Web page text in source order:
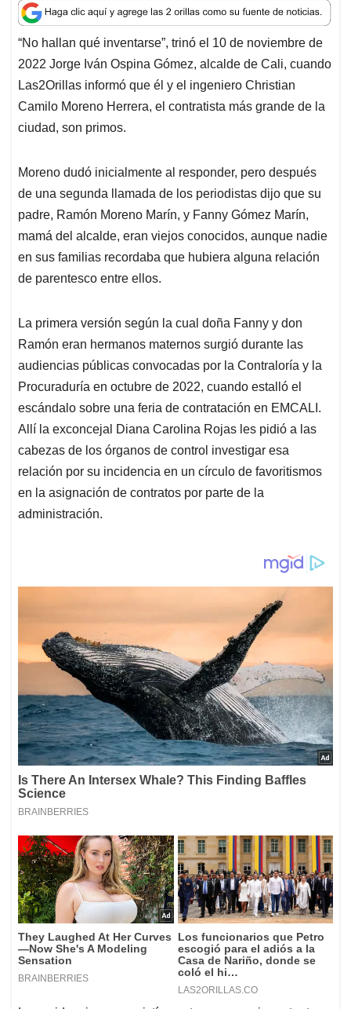
a
t
s
A
p
p
c
e
b
o
o
k
n
k
e
d
I
n
a
i
l
r
e
a
d
s
“No hallan qué inventarse”, trinó el 10 de noviembre de
2022 Jorge Iván Ospina Gómez, alcalde de Cali, cuando
Las2Orillas informó que él y el ingeniero Christian
Camilo Moreno Herrera, el contratista más grande de la
ciudad, son primos.
Moreno dudó inicialmente al responder, pero después
de una segunda llamada de los periodistas dijo que su
padre, Ramón Moreno Marín, y Fanny Gómez Marín,
mamá del alcalde, eran viejos conocidos, aunque nadie
en sus familias recordaba que hubiera alguna relación
de parentesco entre ellos.
La primera versión según la cual doña Fanny y don
Ramón eran hermanos maternos surgió durante las
audiencias públicas convocadas por la Contraloría y la
Procuraduría en octubre de 2022, cuando estalló el
escándalo sobre una feria de contratación en EMCALI.
Allí la exconcejal Diana Carolina Rojas les pidió a las
cabezas de los órganos de control investigar esa
relación por su incidencia en un círculo de favoritismos
en la asignación de contratos por parte de la
administración.